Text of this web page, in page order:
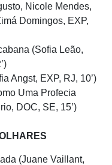
Nicole Mendes,
Domingos, EXP,
(Sofia Leão,
Angst, EXP, RJ, 10’)
Uma Profecia
DOC, SE, 15’)
(Juane Vaillant,